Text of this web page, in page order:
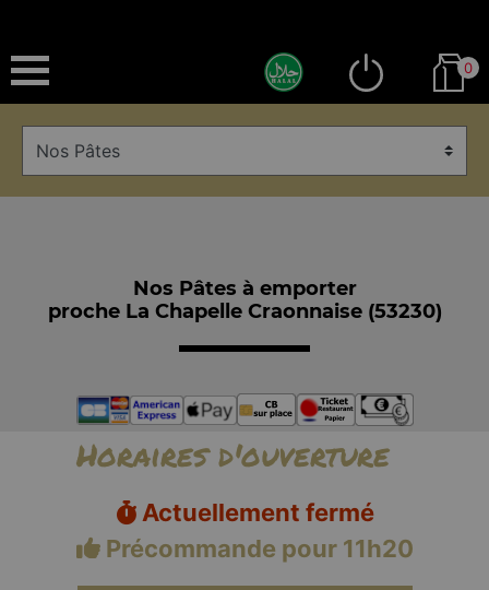
0
Nos Pâtes à emporter
proche La Chapelle Craonnaise (53230)
Horaires d'ouverture
Actuellement fermé
Précommande pour 11h20